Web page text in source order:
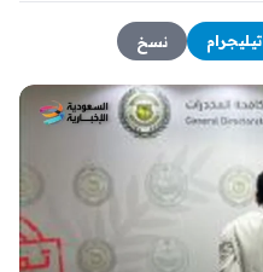
تيليجرام نسخ